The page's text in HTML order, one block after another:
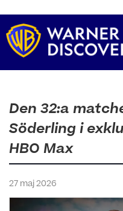
Den 32:a
Söderling i
HBO Max
27 maj 2026